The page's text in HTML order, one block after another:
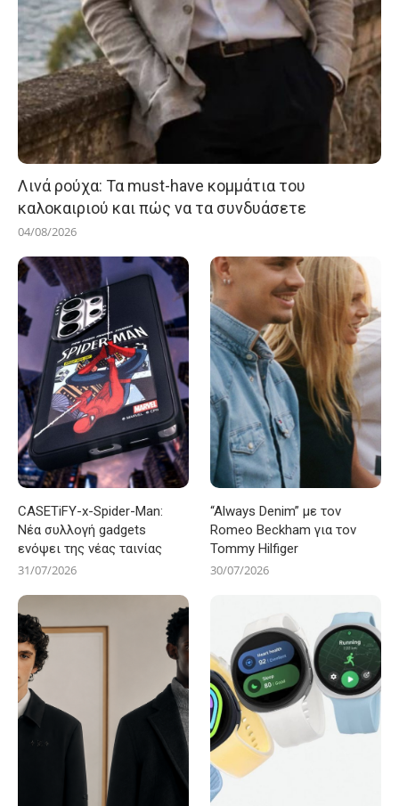
Λινά ρούχα: Τα must-have κομμάτια του
καλοκαιριού και πώς να τα συνδυάσετε
04/08/2026
CASETiFY-x-Spider-Man:
Νέα συλλογή gadgets
ενόψει της νέας ταινίας
31/07/2026
“Always Denim” με τον
Romeo Beckham για τον
Tommy Hilfiger
30/07/2026